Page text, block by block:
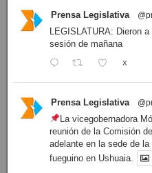
Prensa Legislativa
LEGISLATURA: Dieron
sesión de mañana
X
Prensa Legislativa
La vicegobernadora
reunión de la Comisión
adelante en la sede de
fueguino en Ushuaia.